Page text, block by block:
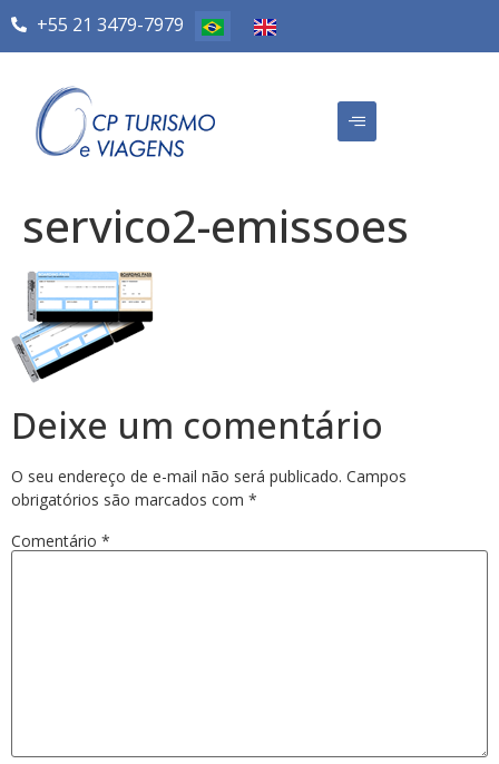
+55 21 3479-7979
servico2-emissoes
Deixe um comentário
O seu endereço de e-mail não será publicado. Campos
obrigatórios são marcados com *
Comentário *